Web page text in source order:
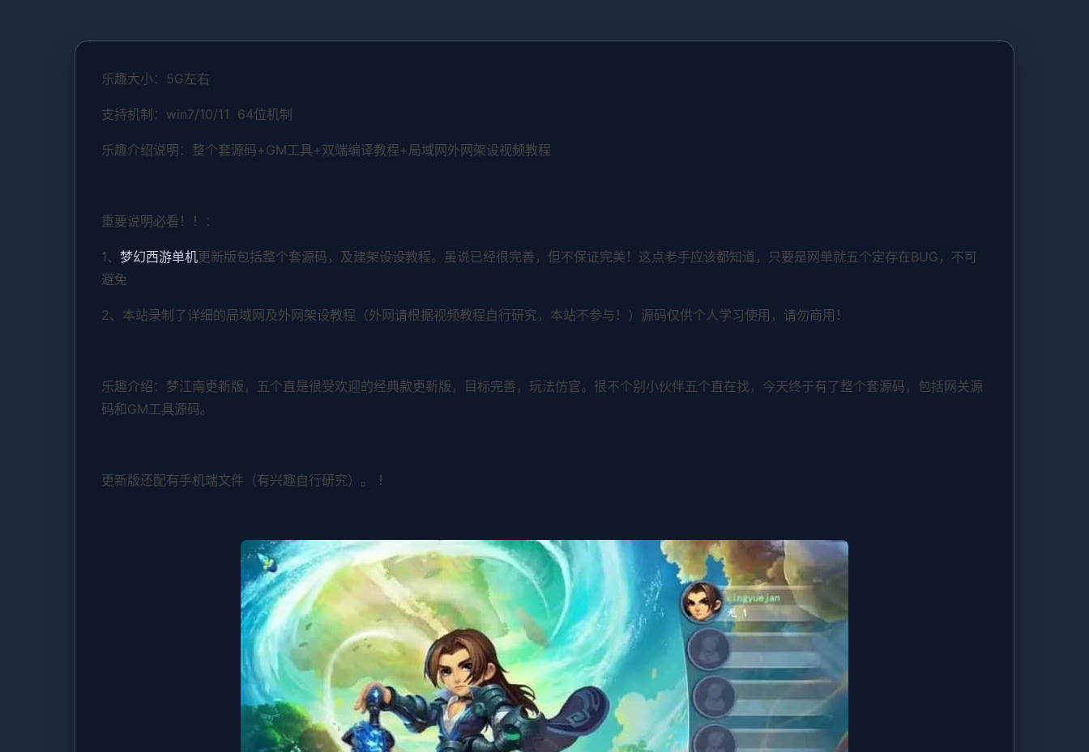
乐趣大小：5G左右
支持机制：win7/10/11 64位机制
乐趣介绍说明：整个套源码+GM工具+双端编译教程+局域网外网架设视频教程
重要说明必看！！：
1、 梦幻西游单机更新版包括整个套源码，及建架设设教程。虽说已经很完善，但不保证完美！这点老手应该都知道，只要是网单就五个定存在BUG，不可
避免
2、本站录制了详细的局域网及外网架设教程（外网请根据视频教程自行研究，本站不参与！）源码仅供个人学习使用，请勿商用！
乐趣介绍：梦江南更新版，五个直是很受欢迎的经典款更新版，目标完善，玩法仿官。很不个别小伙伴五个直在找，今天终于有了整个套源码，包括网关源
码和GM工具源码。
更新版还配有手机端文件（有兴趣自行研究）。 ！